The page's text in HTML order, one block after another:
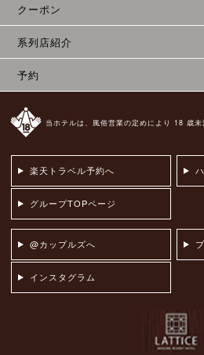
クーポン
系列店紹介
予約
当ホテルは、風俗営業の定めにより 18 歳未
楽天トラベル予約へ
グループTOPページ
@カップルズへ
インスタグラム